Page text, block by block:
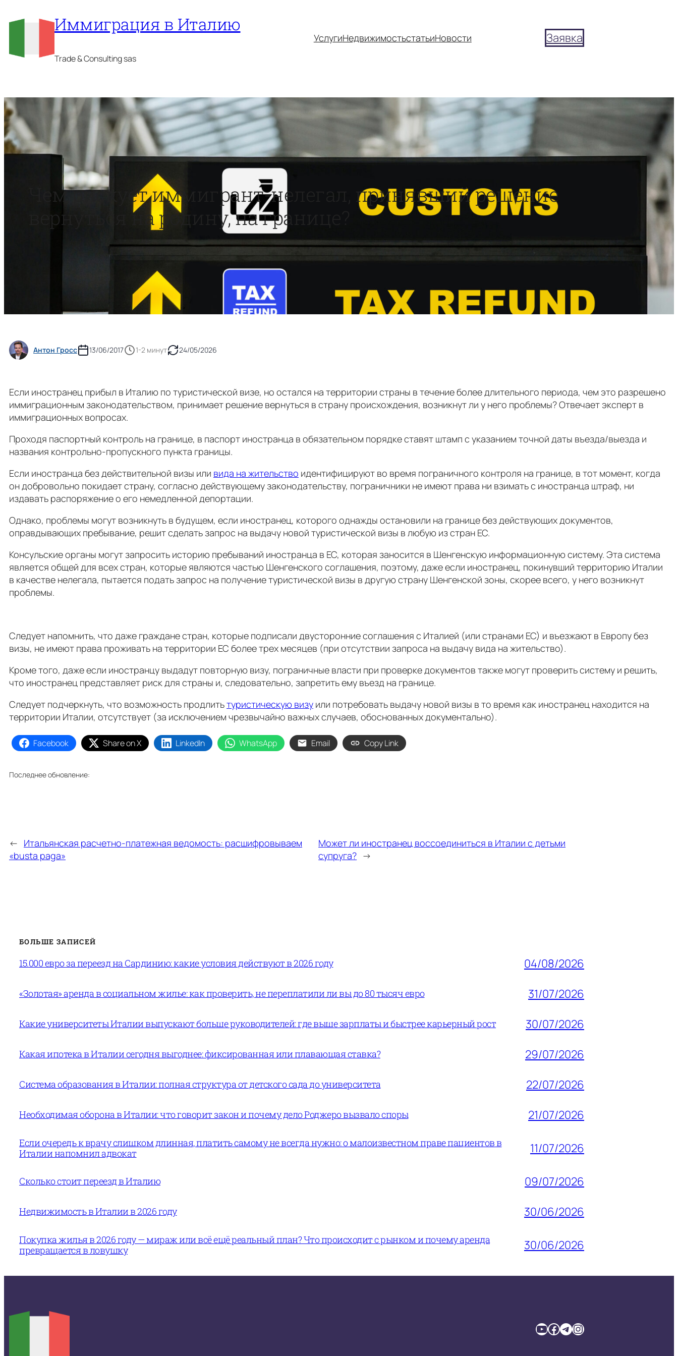
Иммиграция в Италию
Trade & Consulting sas
УслугиНедвижимостьстатьиНовости Заявка
Чем рискует иммигрант-нелегал, принявший решение
вернуться на родину, на границе?
Антон Гросс 13/06/2017 1-2 минут 24/05/2026
Если иностранец прибыл в Италию по туристической визе, но остался на территории страны в течение более длительного периода, чем это разрешено
иммиграционным законодательством, принимает решение вернуться в страну происхождения, возникнут ли у него проблемы? Отвечает эксперт в
иммиграционных вопросах.
Проходя паспортный контроль на границе, в паспорт иностранца в обязательном порядке ставят штамп с указанием точной даты въезда/выезда и
названия контрольно-пропускного пункта границы.
Если иностранца без действительной визы или вида на жительство идентифицируют во время пограничного контроля на границе, в тот момент, когда
он добровольно покидает страну, согласно действующему законодательству, пограничники не имеют права ни взимать с иностранца штраф, ни
издавать распоряжение о его немедленной депортации.
Однако, проблемы могут возникнуть в будущем, если иностранец, которого однажды остановили на границе без действующих документов,
оправдывающих пребывание, решит сделать запрос на выдачу новой туристической визы в любую из стран ЕС.
Консульские органы могут запросить историю пребываний иностранца в ЕС, которая заносится в Шенгенскую информационную систему. Эта система
является общей для всех стран, которые являются частью Шенгенского соглашения, поэтому, даже если иностранец, покинувший территорию Италии
в качестве нелегала, пытается подать запрос на получение туристической визы в другую страну Шенгенской зоны, скорее всего, у него возникнут
проблемы.
Следует напомнить, что даже граждане стран, которые подписали двусторонние соглашения с Италией (или странами ЕС) и въезжают в Европу без
визы, не имеют права проживать на территории ЕС более трех месяцев (при отсутствии запроса на выдачу вида на жительство).
Кроме того, даже если иностранцу выдадут повторную визу, пограничные власти при проверке документов также могут проверить систему и решить,
что иностранец представляет риск для страны и, следовательно, запретить ему въезд на границе.
Следует подчеркнуть, что возможность продлитьтуристическую визу или потребовать выдачу новой визы в то время как иностранец находится на
территории Италии, отсутствует (за исключением чрезвычайно важных случаев, обоснованных документально).
Facebook Share on X LinkedIn WhatsApp Email Copy Link
Последнее обновление:
← Итальянская расчетно-платежная ведомость: расшифровываем
«busta paga»
Может ли иностранец воссоединиться в Италии с детьми
супруга? →
БОЛЬШЕ ЗАПИСЕЙ
15.000 евро за переезд на Сардинию: какие условия действуют в 2026 году 04/08/2026
«Золотая» аренда в социальном жилье: как проверить, не переплатили ли вы до 80 тысяч евро 31/07/2026
Какие университеты Италии выпускают больше руководителей: где выше зарплаты и быстрее карьерный рост 30/07/2026
Какая ипотека в Италии сегодня выгоднее: фиксированная или плавающая ставка? 29/07/2026
Система образования в Италии: полная структура от детского сада до университета 22/07/2026
Необходимая оборона в Италии: что говорит закон и почему дело Роджеро вызвало споры 21/07/2026
Если очередь к врачу слишком длинная, платить самому не всегда нужно: о малоизвестном праве пациентов в
Италии напомнил адвокат
11/07/2026
Сколько стоит переезд в Италию 09/07/2026
Недвижимость в Италии в 2026 году 30/06/2026
Покупка жилья в 2026 году — мираж или всё ещё реальный план? Что происходит с рынком и почему аренда
превращается в ловушку
30/06/2026
YouTube Facebook TelegramInstagram